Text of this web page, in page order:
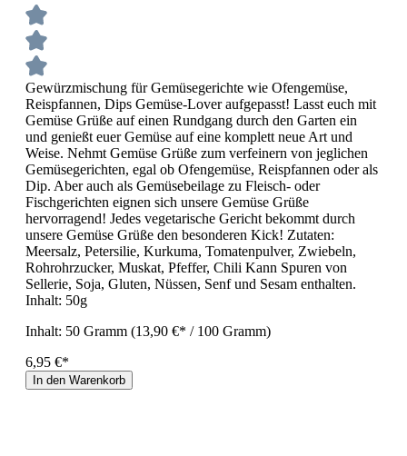
Gewürzmischung für Gemüsegerichte wie Ofengemüse,
Reispfannen, Dips Gemüse-Lover aufgepasst! Lasst euch mit
Gemüse Grüße auf einen Rundgang durch den Garten ein
und genießt euer Gemüse auf eine komplett neue Art und
Weise. Nehmt Gemüse Grüße zum verfeinern von jeglichen
Gemüsegerichten, egal ob Ofengemüse, Reispfannen oder als
Dip. Aber auch als Gemüsebeilage zu Fleisch- oder
Fischgerichten eignen sich unsere Gemüse Grüße
hervorragend! Jedes vegetarische Gericht bekommt durch
unsere Gemüse Grüße den besonderen Kick! Zutaten:
Meersalz, Petersilie, Kurkuma, Tomatenpulver, Zwiebeln,
Rohrohrzucker, Muskat, Pfeffer, Chili Kann Spuren von
Sellerie, Soja, Gluten, Nüssen, Senf und Sesam enthalten.
Inhalt: 50g
Inhalt: 50 Gramm (13,90 €* / 100 Gramm)
6,95 €*
In den Warenkorb